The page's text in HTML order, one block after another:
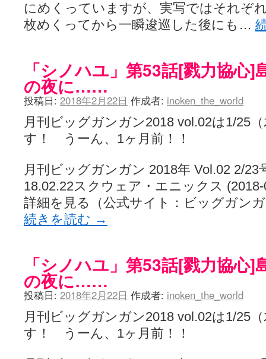
にめくっていますが、実写ではそれぞ
枚めくってから一瞬逡巡した後にも…
「シノハユ」第53話[戮力協心]
の夜に……
投稿日: 2018年2月22日 作成者: inoken_the_world
月刊ビッグガンガン2018 vol.02は1/25
す！ うーん、1ヶ月前！！
月刊ビッグガンガン 2018年 Vol.02 2/23
18.02.22スクウェア・エニックス
詳細を見る（公式サイト：ビッグガン
続きを読む →
「シノハユ」第53話[戮力協心]
の夜に……
投稿日: 2018年2月22日 作成者: inoken_the_world
月刊ビッグガンガン2018 vol.02は1/25
す！ うーん、1ヶ月前！！